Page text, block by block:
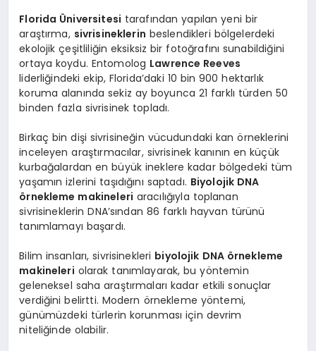
Florida Üniversitesi tarafından yapılan yeni bir
araştırma, sivrisineklerin beslendikleri bölgelerdeki
ekolojik çeşitliliğin eksiksiz bir fotoğrafını sunabildiğini
ortaya koydu. Entomolog Lawrence Reeves
liderliğindeki ekip, Florida’daki 10 bin 900 hektarlık
koruma alanında sekiz ay boyunca 21 farklı türden 50
binden fazla sivrisinek topladı.
Birkaç bin dişi sivrisineğin vücudundaki kan örneklerini
inceleyen araştırmacılar, sivrisinek kanının en küçük
kurbağalardan en büyük ineklere kadar bölgedeki tüm
yaşamın izlerini taşıdığını saptadı. Biyolojik DNA
örnekleme makineleri aracılığıyla toplanan
sivrisineklerin DNA’sından 86 farklı hayvan türünü
tanımlamayı başardı.
Bilim insanları, sivrisinekleri biyolojik DNA örnekleme
makineleri olarak tanımlayarak, bu yöntemin
geleneksel saha araştırmaları kadar etkili sonuçlar
verdiğini belirtti. Modern örnekleme yöntemi,
günümüzdeki türlerin korunması için devrim
niteliğinde olabilir.